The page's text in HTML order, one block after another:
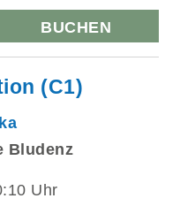
BUCHEN
(C1)
Bludenz
Uhr